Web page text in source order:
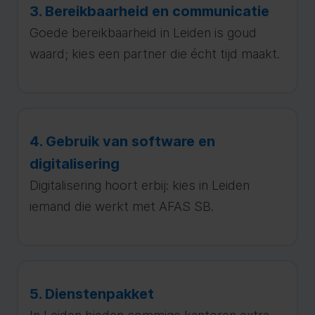
3. Bereikbaarheid en communicatie
Goede bereikbaarheid in Leiden is goud
waard; kies een partner die écht tijd maakt.
4. Gebruik van software en
digitalisering
Digitalisering hoort erbij: kies in Leiden
iemand die werkt met AFAS SB.
5. Dienstenpakket